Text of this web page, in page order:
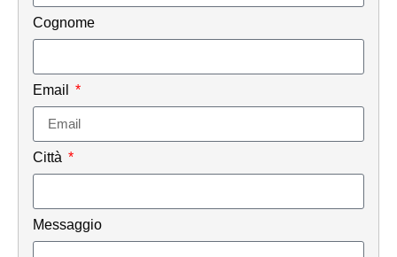
Cognome
Email
Città
Messaggio